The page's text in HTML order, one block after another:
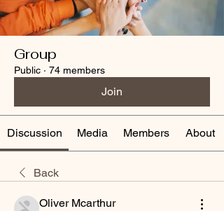
Group
Public · 74 members
Join
Discussion Media Members About
Back
Oliver Mcarthur